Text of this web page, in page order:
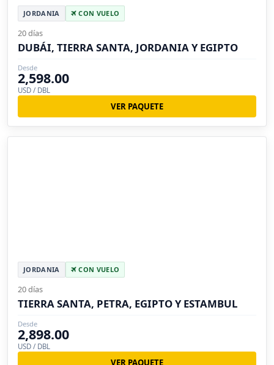
JORDANIA CON VUELO
20 días
DUBÁI, TIERRA SANTA, JORDANIA Y EGIPTO
Desde
2,598.00
USD / DBL
VER PAQUETE
JORDANIA CON VUELO
20 días
TIERRA SANTA, PETRA, EGIPTO Y ESTAMBUL
Desde
2,898.00
USD / DBL
VER PAQUETE